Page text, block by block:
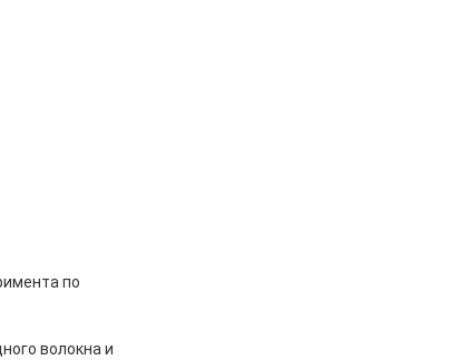
по
волокна и